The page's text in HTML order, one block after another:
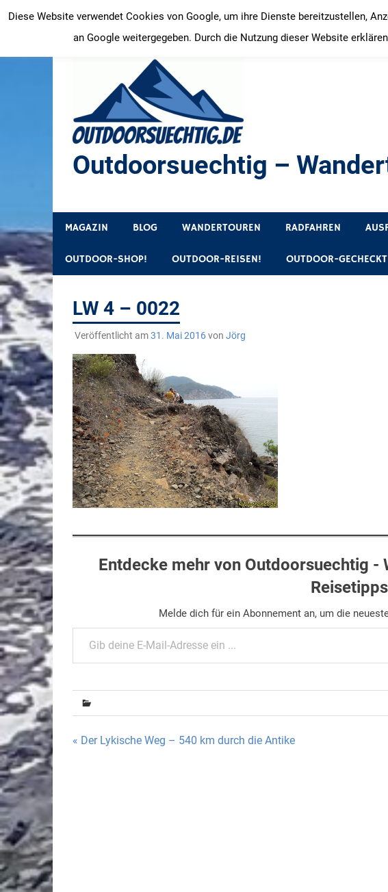
Inhalt
springen
Outdoorsuechtig –
MAGAZIN BLOG WANDERTOUREN RADFAHREN
OUTDOOR-SHOP! OUTDOOR-REISEN! OUTDOOR-
LW 4 – 0022
Veröffentlicht am31. Mai 2016von Jörg
Entdecke mehr von Outdoorsuechtig -
Reisetipps
Melde dich für ein Abonnement an, um die
Gib deine E-Mail-Adresse ein ...
Beitragsnavigation
« Der Lykische Weg – 540 km durch die Antike
Diese Website verwendet Cookies von Google, um ihre Dienste bereitzustellen,
an Google weitergegeben. Durch die Nutzung dieser Website